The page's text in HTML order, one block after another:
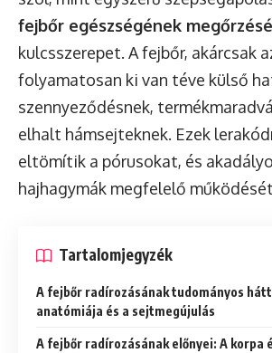
fejbőr egészségének
kulcsszerepet. A fejbőr, akárcsak
folyamatosan ki van téve külső
szennyeződésnek,
elhalt hámsejteknek. Ezek
eltömítik a pórusokat, és
hajhagymák megfelelő
Tartalomjegyzék
A fejbőr radírozásának tudományos
anatómiája és a sejtmegújulás
A fejbőr radírozásának előnyei: A korpa